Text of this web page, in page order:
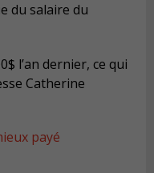
du salaire du
l’an dernier, ce qui
Catherine
payé